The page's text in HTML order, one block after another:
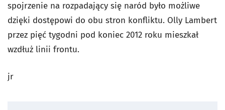
spojrzenie na rozpadający się naród było możliwe
dzięki dostępowi do obu stron konfliktu. Olly Lambert
przez pięć tygodni pod koniec 2012 roku mieszkał
wzdłuż linii frontu.
jr